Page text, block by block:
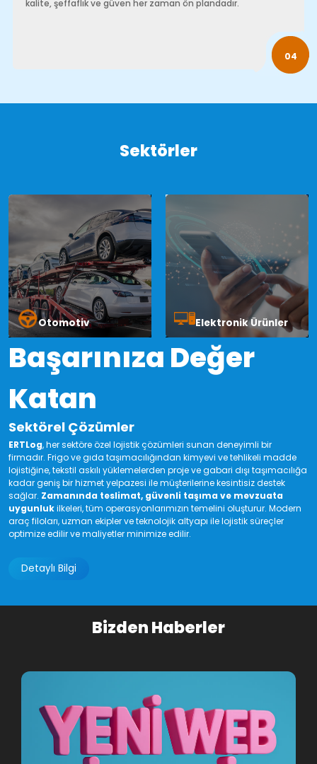
Otomotiv Elektronik Ürünler
Başarınıza Değer
Katan
Sektörel Çözümler
ERTLog, her sektöre özel lojistik çözümleri sunan deneyimli bir
firmadır. Frigo ve gıda taşımacılığından kimyevi ve tehlikeli madde
lojistiğine, tekstil askılı yüklemelerden proje ve gabari dışı taşımacılığa
kadar geniş bir hizmet yelpazesi ile müşterilerine kesintisiz destek
sağlar. Zamanında teslimat, güvenli taşıma ve mevzuata
araç filoları, uzman ekipler ve teknolojik altyapı ile lojistik süreçler
optimize edilir ve maliyetler minimize edilir.
Detaylı Bilgi
Bizden Haberler